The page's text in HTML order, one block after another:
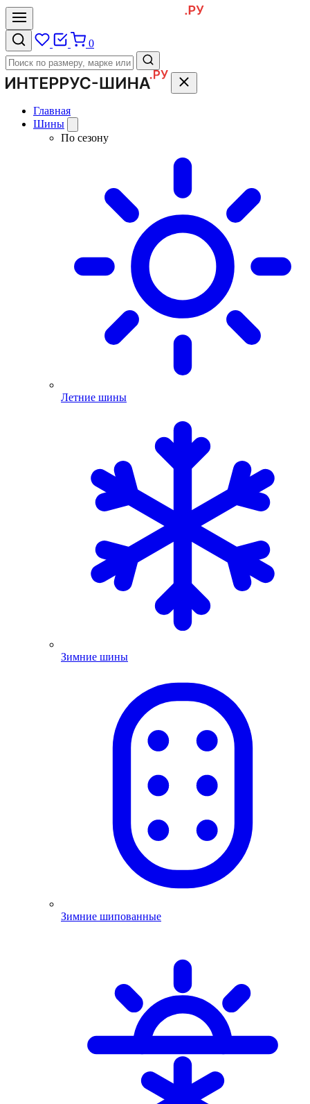
0
Главная
Шины
По сезону
Летние шины
Зимние шины
Зимние шипованные